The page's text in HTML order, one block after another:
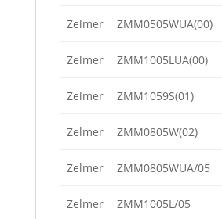
Zelmer ZMM0505WUA(00)
Zelmer ZMM1005LUA(00)
Zelmer ZMM1059S(01)
Zelmer ZMM0805W(02)
Zelmer ZMM0805WUA/05
Zelmer ZMM1005L/05